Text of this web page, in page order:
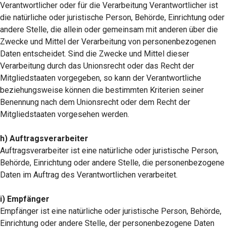
Verantwortlicher oder für die Verarbeitung Verantwortlicher ist
die natürliche oder juristische Person, Behörde, Einrichtung oder
andere Stelle, die allein oder gemeinsam mit anderen über die
Zwecke und Mittel der Verarbeitung von personenbezogenen
Daten entscheidet. Sind die Zwecke und Mittel dieser
Verarbeitung durch das Unionsrecht oder das Recht der
Mitgliedstaaten vorgegeben, so kann der Verantwortliche
beziehungsweise können die bestimmten Kriterien seiner
Benennung nach dem Unionsrecht oder dem Recht der
Mitgliedstaaten vorgesehen werden.
h) Auftragsverarbeiter
Auftragsverarbeiter ist eine natürliche oder juristische Person,
Behörde, Einrichtung oder andere Stelle, die personenbezogene
Daten im Auftrag des Verantwortlichen verarbeitet.
i) Empfänger
Empfänger ist eine natürliche oder juristische Person, Behörde,
Einrichtung oder andere Stelle, der personenbezogene Daten